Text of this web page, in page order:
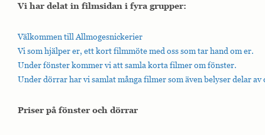
Vi har delat in filmsidan i fyra grupper:
Välkommen till Allmogesnickerier
Vi som hjälper er, ett kort filmmöte med oss som tar hand om er.
Under fönster kommer vi att samla korta filmer om fönster.
Under dörrar har vi samlat många filmer som även belyser delar
Priser på fönster och dörrar